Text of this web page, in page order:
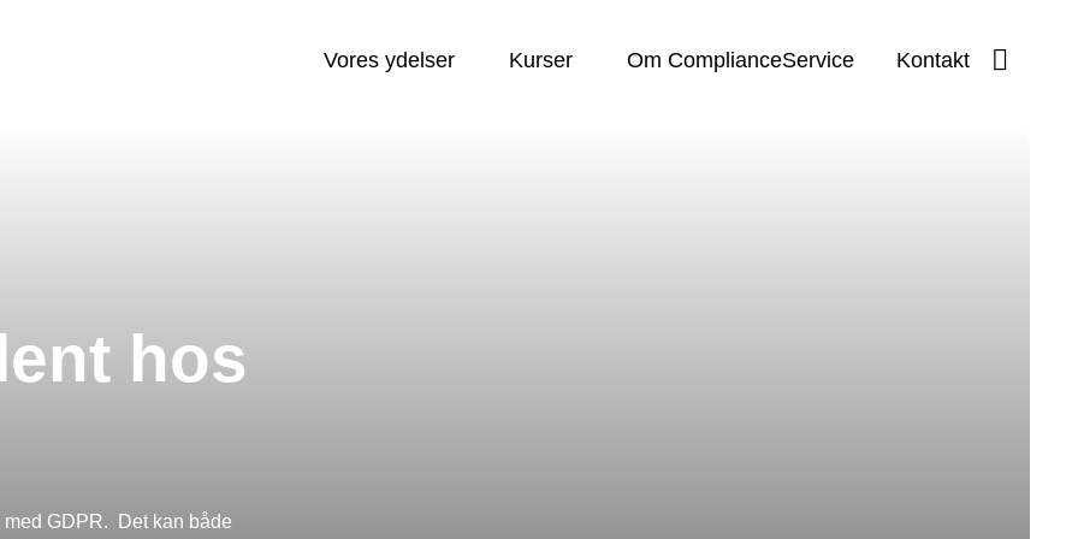
Vores ydelser Kurser Om ComplianceService Kontaktsearch
hos
GDPR. Det kan både